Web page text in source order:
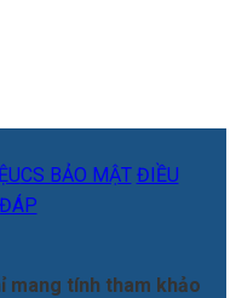
CS BẢO MẬT ĐIỀU
mang tính tham khảo